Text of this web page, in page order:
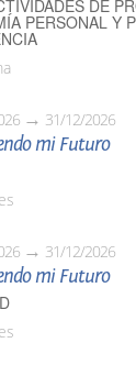
DE
PERSONAL Y
31/12/2026
mi Futuro
31/12/2026
mi Futuro